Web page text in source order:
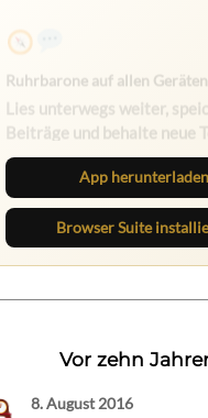
Ruhrbarone auf allen Geräten
Lies unterwegs weiter,
Beiträge und behalte neue
direkt im Browser im Blick.
App herunterladen
Browser Suite
Vor zehn
8. August 2016